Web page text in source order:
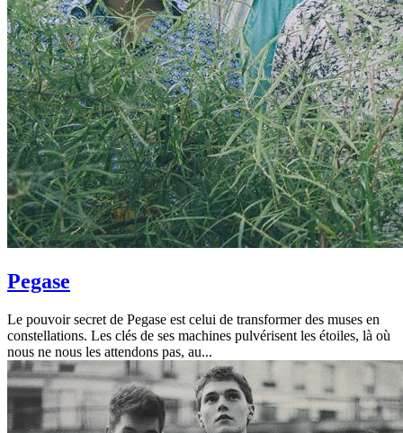
Pegase
Le pouvoir secret de Pegase est celui de transformer des muses en
constellations. Les clés de ses machines pulvérisent les étoiles, là où
nous ne nous les attendons pas, au...